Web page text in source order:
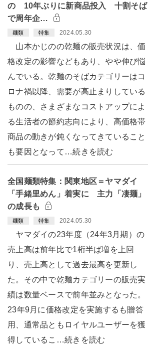
の 10年ぶりに新商品投入 十割そば
で周年企…
麺類 特集 2024.05.30
山本かじのの乾麺の販売状況は、価
格改定の影響などもあり、やや伸び悩
んでいる。乾麺のそばカテゴリーはコ
ロナ禍以降、需要が高止まりしている
ものの、さまざまなコストアップによ
る生活者の節約志向により、高価格帯
商品の動きが鈍くなってきていること
も要因となって…続きを読む
全国麺類特集：関東地区＝ヤマダイ
「手緒里めん」着実に 主力「凄麺」
の成長も
麺類 特集 2024.05.30
ヤマダイの23年度（24年3月期）の
売上高は前年比で1桁半ば増を上回
り、売上高として過去最高を更新し
た。その中で乾麺カテゴリーの販売実
績は数量ベースで前年並みとなった。
23年9月に価格改定を実施するも贈答
用、通常品ともロイヤルユーザーを獲
得しているこ…続きを読む